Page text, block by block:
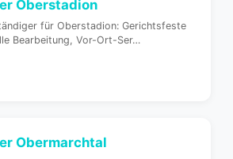
Oberstadion
für Oberstadion: Gerichtsfeste
Bearbeitung, Vor-Ort-Ser…
Obermarchtal